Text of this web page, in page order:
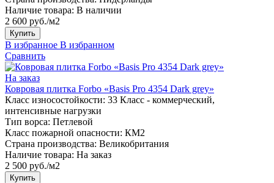
Наличие товара: В наличии
2 600 руб./м2
Купить
В избранное В избранном
Сравнить
На заказ
Ковровая плитка Forbo «Basis Pro 4354 Dark grey»
Класс износостойкости: 33 Класс - коммерческий,
интенсивные нагрузки
Тип ворса: Петлевой
Класс пожарной опасности: КМ2
Страна производства: Великобритания
Наличие товара: На заказ
2 500 руб./м2
Купить